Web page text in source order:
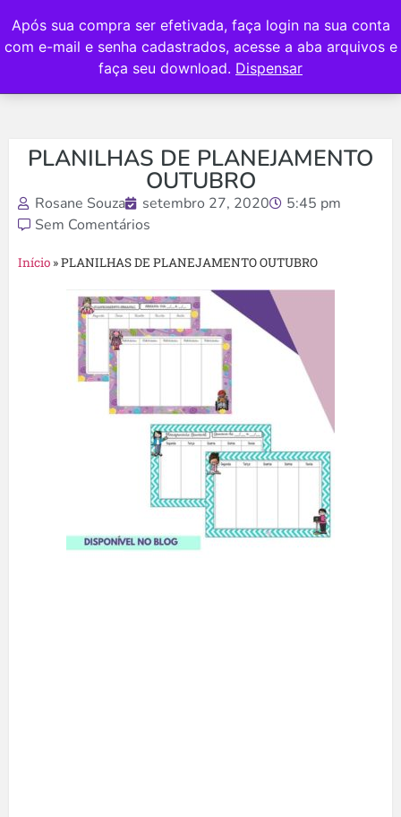
Após sua compra ser efetivada, faça login na sua conta
com e-mail e senha cadastrados, acesse a aba arquivos e
faça seu download. Dispensar
PLANILHAS DE PLANEJAMENTO
OUTUBRO
Rosane Souza setembro 27, 2020
5:45 pm
Sem Comentários
Início »PLANILHAS DE PLANEJAMENTO OUTUBRO